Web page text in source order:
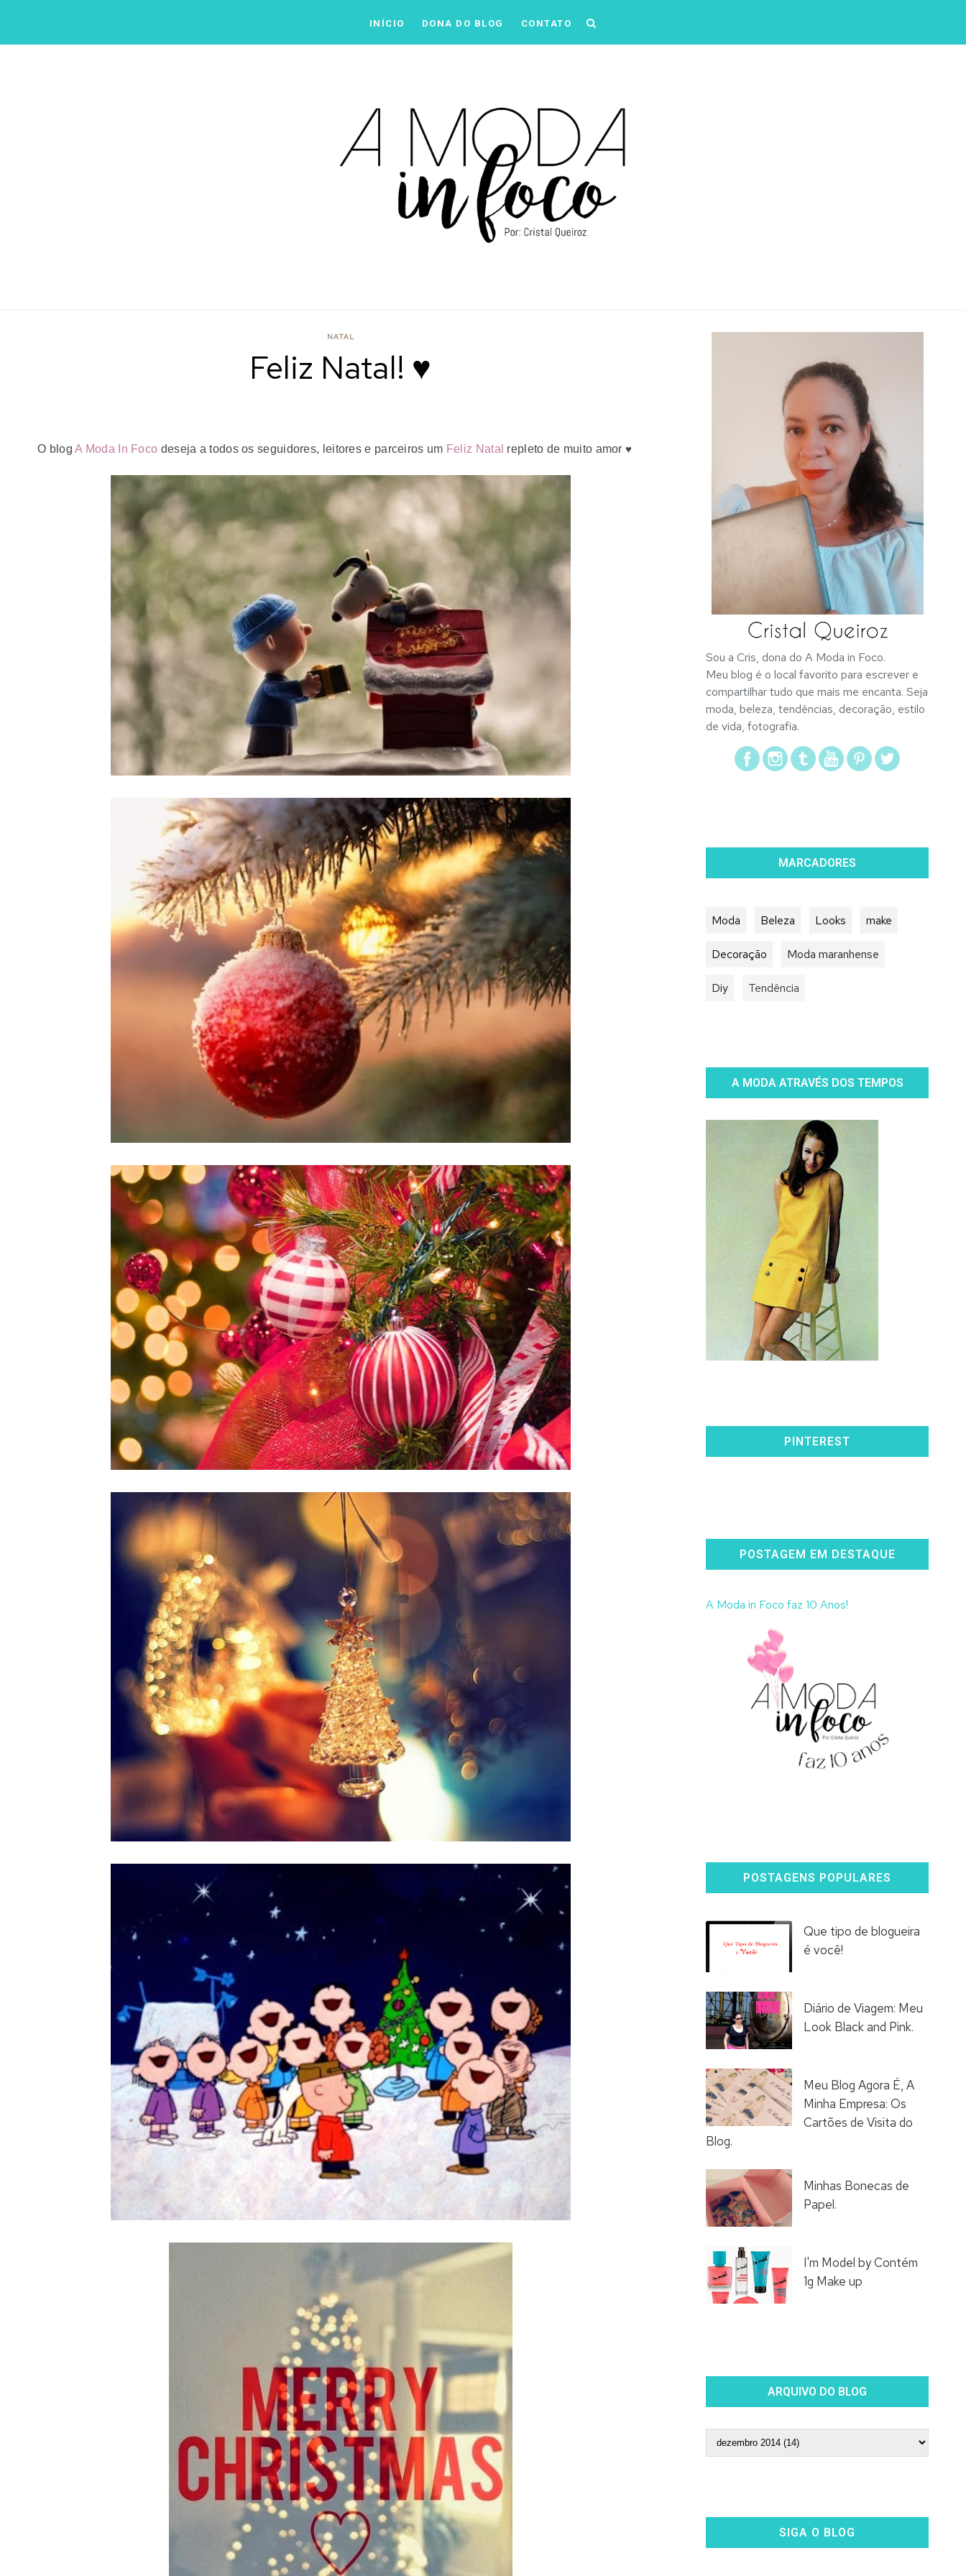
INÍCIO DONA DO BLOG CONTATO
NATAL
Feliz Natal! ♥
O blogA Moda In Foco deseja a todos os seguidores, leitores e parceiros um Feliz Natal repleto de muito amor♥
Sou a Cris, dona do A Moda in Foco.
Meu blog é o local favorito para escrever e
compartilhar tudo que mais me encanta. Seja
moda, beleza, tendências, decoração, estilo
de vida, fotografia.
MARCADORES
Moda Beleza Looks make
Decoração Moda maranhense
Diy Tendência
A MODA ATRAVÉS DOS TEMPOS
PINTEREST
POSTAGEM EM DESTAQUE
A Moda in Foco faz 10 Anos!
POSTAGENS POPULARES
Que tipo de blogueira
é você!
Diário de Viagem: Meu
Look Black and Pink.
Meu Blog Agora É, A
Minha Empresa: Os
Cartões de Visita do
Blog.
Minhas Bonecas de
Papel.
I'm Model by Contém
1g Make up
ARQUIVO DO BLOG
SIGA O BLOG